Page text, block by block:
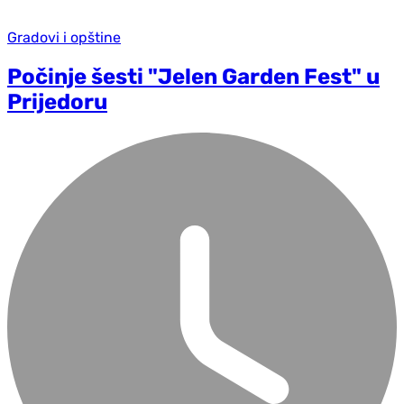
Gradovi i opštine
Počinje šesti "Jelen Garden Fest" u
Prijedoru